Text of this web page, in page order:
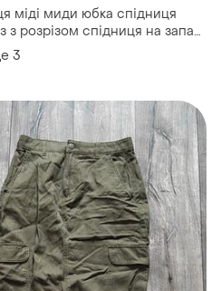
міді миди юбка спідниця
з розрізом спідниця на запах
миди юбка разрез
3